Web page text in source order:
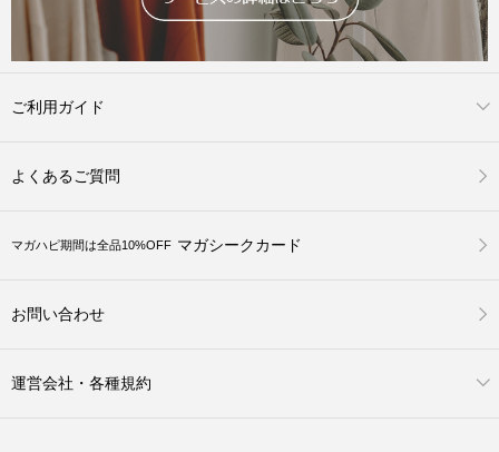
ご利用ガイド
よくあるご質問
マガハピ期間は全品10%OFF マガシークカード
お問い合わせ
運営会社・各種規約